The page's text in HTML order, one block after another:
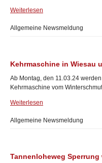
Weiterlesen
Allgemeine Newsmeldung
Kehrmaschine in Wiesau
Ab Montag, den 11.03.24
Kehrmaschine vom
Weiterlesen
Allgemeine Newsmeldung
Tannenloheweg